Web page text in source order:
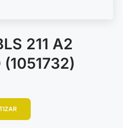
211 A2
(1051732)